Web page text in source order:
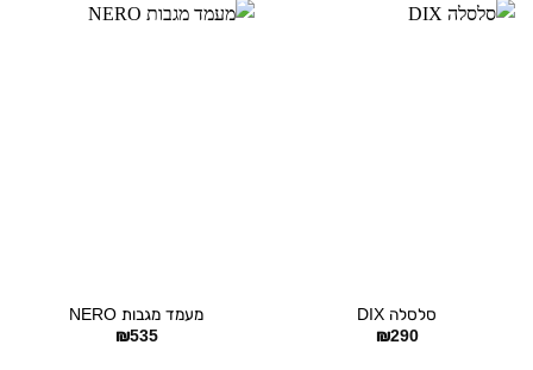
סלסלה DIX
₪290
מעמד מגבות NERO
₪535